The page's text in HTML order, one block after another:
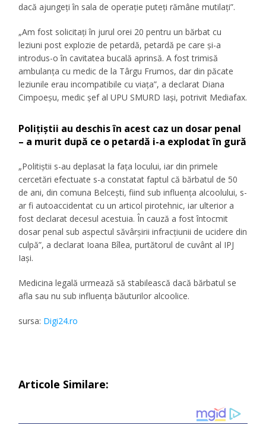
dacă ajungeți în sala de operație puteți rămâne mutilați”.
„Am fost solicitați în jurul orei 20 pentru un bărbat cu
leziuni post explozie de petardă, petardă pe care și-a
introdus-o în cavitatea bucală aprinsă. A fost trimisă
ambulanța cu medic de la Târgu Frumos, dar din păcate
leziunile erau incompatibile cu viața”, a declarat Diana
Cimpoeșu, medic șef al UPU SMURD Iași, potrivit Mediafax.
Polițiștii au deschis în acest caz un dosar penal
– a murit după ce o petardă i-a explodat în gură
„Politiștii s-au deplasat la fața locului, iar din primele
cercetări efectuate s-a constatat faptul că bărbatul de 50
de ani, din comuna Belcești, fiind sub influența alcoolului, s-
ar fi autoaccidentat cu un articol pirotehnic, iar ulterior a
fost declarat decesul acestuia. În cauză a fost întocmit
dosar penal sub aspectul săvârșirii infracțiunii de ucidere din
culpă”, a declarat Ioana Bîlea, purtătorul de cuvânt al IPJ
Iași.
Medicina legală urmează să stabilească dacă bărbatul se
afla sau nu sub influența băuturilor alcoolice.
sursa: Digi24.ro
Articole Similare: